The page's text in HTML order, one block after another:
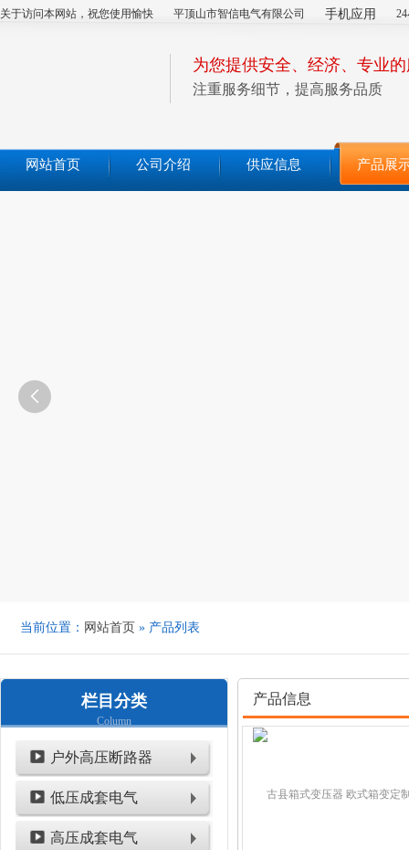
关于访问本网站，祝您使用愉快 平顶山市智信电气有限公司 手机应用
为您提供安全、经济、专业
注重服务细节，提高服务品质
网站首页 公司介绍 供应信息 产品展

当前位置： 网站首页 » 产品列表
栏目分类
Column
户外高压断路器
低压成套电气
高压成套电气
产品信息